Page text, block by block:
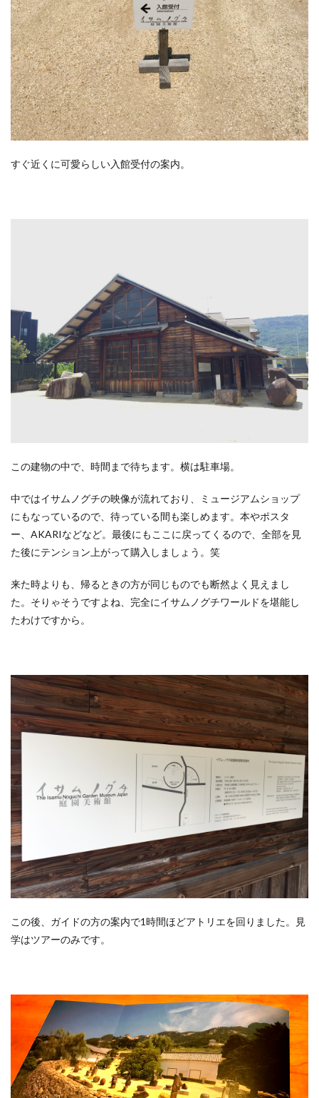
すぐ近くに可愛らしい入館受付の案内。
この建物の中で、時間まで待ちます。横は駐車場。
中ではイサムノグチの映像が流れており、ミュージアムショップ
にもなっているので、待っている間も楽しめます。本やポスタ
ー、AKARIなどなど。最後にもここに戻ってくるので、全部を見
た後にテンション上がって購入しましょう。笑
来た時よりも、帰るときの方が同じものでも断然よく見えまし
た。そりゃそうですよね、完全にイサムノグチワールドを堪能し
たわけですから。
この後、ガイドの方の案内で1時間ほどアトリエを回りました。見
学はツアーのみです。